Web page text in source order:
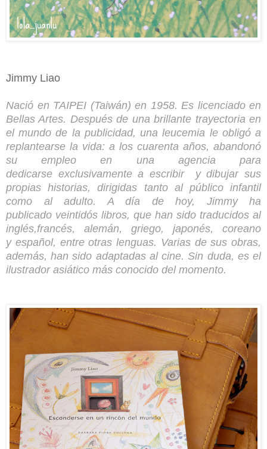
Jimmy Liao
Nació en TAIPEI (Taiwán) en 1958. Es licenciado en
Bellas Artes. Después de una brillante trayectoria en
el mundo de la publicidad, una leucemia le obligó a
replantearse la vida: a los cuarenta años, abandonó
su empleo en una agencia para
dedicarse exclusivamente a escribir y dibujar sus
propias historias, dirigidas tanto al público infantil
como al adulto. A día de hoy, Jimmy ha
publicado veintidós libros, que han sido traducidos al
inglés,francés, alemán, griego, japonés, coreano
y español, entre otras lenguas. Varias de sus obras,
además, han sido adaptadas al cine. Sin duda, es el
ilustrador asiático más conocido del momento.